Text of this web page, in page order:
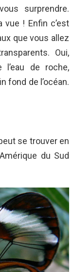
surprendre.
vue ! Enfin c’est
que vous allez
Oui,
de roche,
fond de l’océan.
se trouver en
du Sud